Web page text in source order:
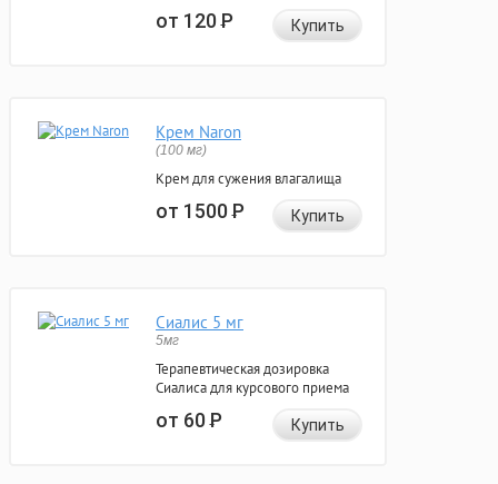
от 120Р Купить
Крем Naron
(100 мг)
Крем для сужения влагалища
от 1500Р Купить
Сиалис 5 мг
5мг
Терапевтическая дозировка
Сиалиса для курсового приема
от 60Р Купить